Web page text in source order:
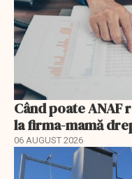
Când poate
la firma-mamă
06 AUGUST 2026